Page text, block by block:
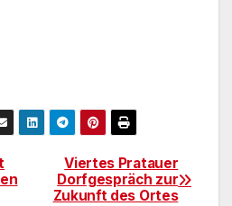
Viertes Pratauer
Dorfgespräch zur
Zukunft des Ortes